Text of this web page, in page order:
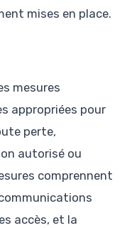
mises en place.
mesures
appropriées pour
perte,
autorisé ou
comprennent
accès, et la